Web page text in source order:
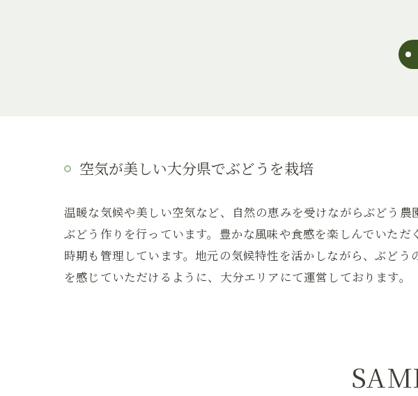
空気が美しい大分県でぶどうを栽培
温暖な気候や美しい空気など、自然の恵みを受けながらぶどう
ぶどう作りを行っています。豊かな風味や食感を楽しんでいた
時期も管理しています。地元の気候特性を活かしながら、ぶど
を感じていただけるように、大分エリアにて運営しております。